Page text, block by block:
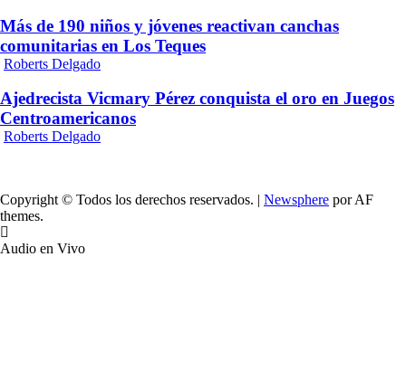
Más de 190 niños y jóvenes reactivan canchas
comunitarias en Los Teques
Roberts Delgado
Ajedrecista Vicmary Pérez conquista el oro en Juegos
Centroamericanos
Roberts Delgado
Copyright © Todos los derechos reservados. | Newsphere por AF
themes.
Audio en Vivo